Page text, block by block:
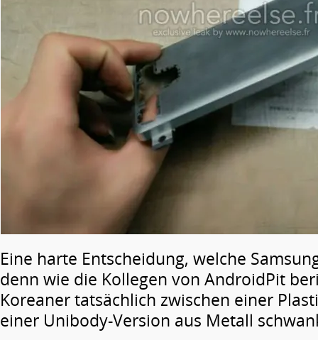
Eine harte Entscheidung, welche
denn wie die Kollegen von AndroidPit
Koreaner tatsächlich zwischen einer
einer Unibody-Version aus Metall